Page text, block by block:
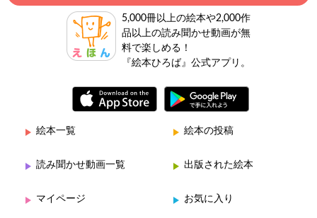
5,000冊以上の絵本や2,000作
品以上の読み聞かせ動画が無
料で楽しめる！
『絵本ひろば』公式アプリ。
絵本一覧 絵本の投稿
読み聞かせ動画一覧 出版された絵本
マイページ お気に入り